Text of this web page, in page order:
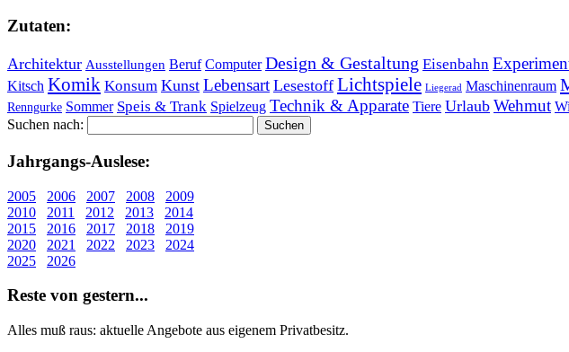
Zu­ta­ten:
Architektur Ausstellungen Beruf Computer Design & Gestaltung Eisenbahn
Kitsch Komik Konsum Kunst Lebensart Lesestoff Lichtspiele Liegerad Maschinenraum
Renngurke Sommer Speis & Trank Spielzeug Technik & Apparate Tiere Urlaub Wehmut
Suchen nach:
Jahr­gangs-Aus­le­se:
2005 2006 2007 2008
2009
2010
2011 2012 2013
2014
2015
2016 2017 2018
2019
2020
2021 2022 2023
2024
2025
2026
Re­ste von ge­stern...
Alles muß raus: aktuelle An­ge­bo­te aus eigenem Privatbesitz.